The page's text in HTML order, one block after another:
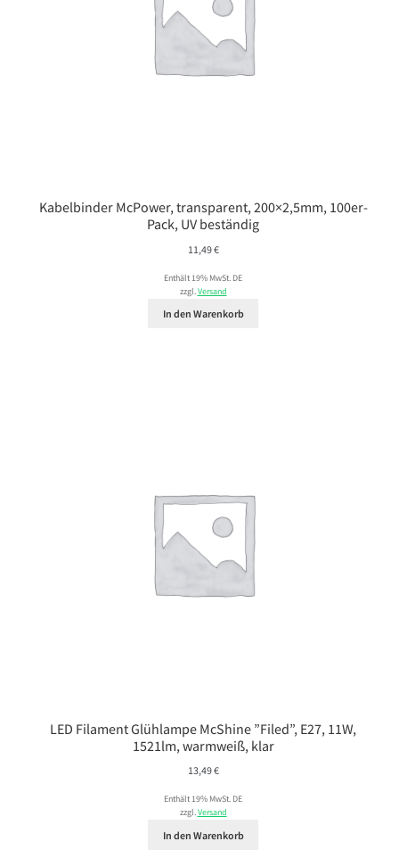
Kabelbinder McPower, transparent, 200×2,5mm, 100er-
Pack, UV beständig
11,49€
Enthält 19% MwSt. DE
zzgl.Versand
In den Warenkorb
LED Filament Glühlampe McShine ”Filed”, E27, 11W,
1521lm, warmweiß, klar
13,49€
Enthält 19% MwSt. DE
zzgl.Versand
In den Warenkorb